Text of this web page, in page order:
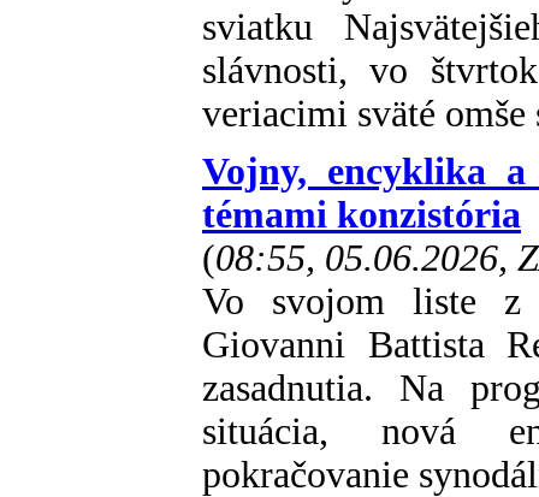
sviatku
slávnosti, vo
veriacimi sväté
Vojny, encyklika
témami konzistória
(08:55, 05.06.2026,
Vo svojom liste z
Giovanni Battista
zasadnutia. Na
situácia, nová
pokračovanie